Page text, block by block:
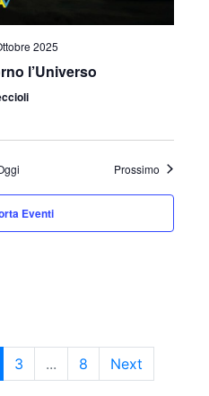
2025
l’Universo
Prossimo Eventi
Eventi
3 ... 8 Next